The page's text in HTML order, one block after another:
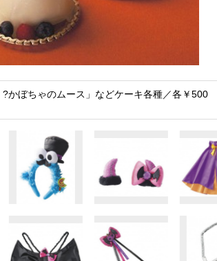
かぼちゃのムース」などケーキ各種／各￥500